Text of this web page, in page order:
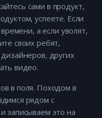
сами в продукт,
успеете. Если
а если уволят,
своих ребят,
других
видео.
в поля. Походом в
рядом с
записываем это на